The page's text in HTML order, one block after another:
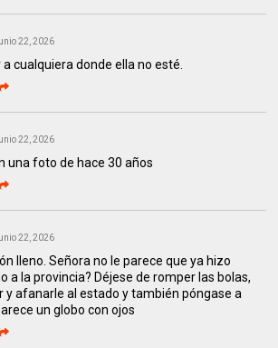
22, 2026
a cualquiera donde ella no esté.
22, 2026
una foto de hace 30 años
22, 2026
lleno. Señora no le parece que ya hizo
a la provincia? Déjese de romper las bolas,
y afanarle al estado y también póngase a
un globo con ojos